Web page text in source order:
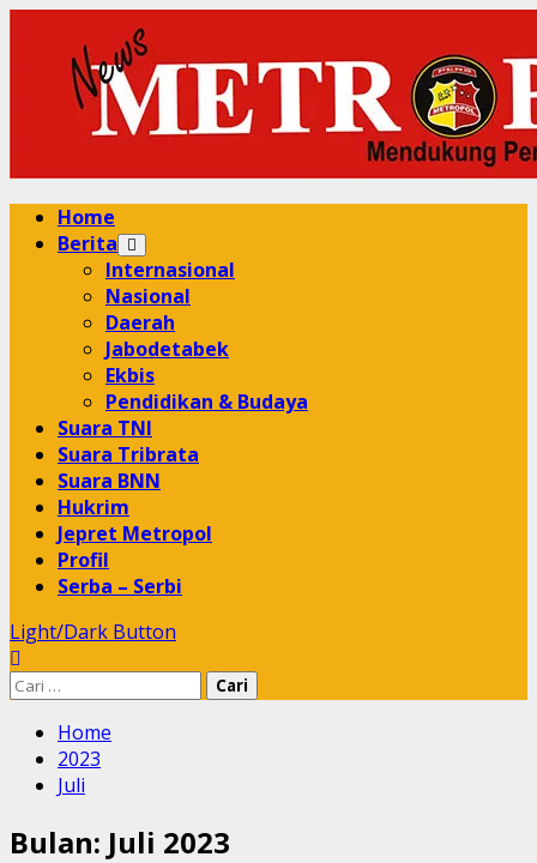
content
Primary
Menu
Home
Berita
Internasional
Nasional
Daerah
Jabodetabek
Ekbis
Pendidikan & Budaya
Suara TNI
Suara Tribrata
Suara BNN
Hukrim
Jepret Metropol
Profil
Serba – Serbi
Light/Dark Button
Cari
Home
2023
Juli
Bulan: Juli 2023